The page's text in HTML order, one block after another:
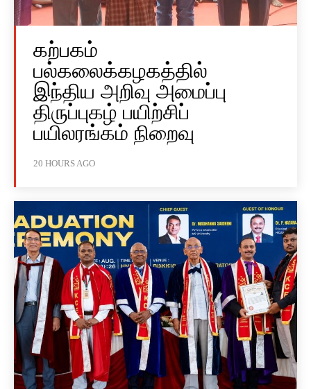
கற்பகம்
பல்கலைக்கழகத்தில்
இந்திய அறிவு அமைப்பு
திருப்புகழ் பயிற்சிப்
பயிலரங்கம் நிறைவு
20 HOURS AGO